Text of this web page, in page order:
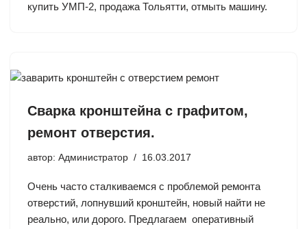
купить УМП-2, продажа Тольятти, отмыть машину.
Сварка кронштейна с графитом,
ремонт отверстия.
автор: Администратор 16.03.2017
Очень часто сталкиваемся с проблемой ремонта
отверстий, лопнувший кронштейн, новый найти не
реально, или дорого. Предлагаем оперативный